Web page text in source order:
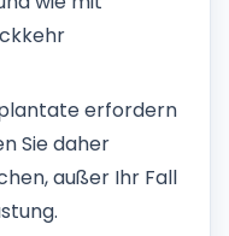
erfordern
Sie daher
außer Ihr Fall